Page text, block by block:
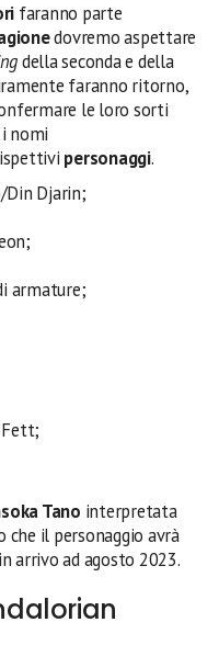
faranno parte
dovremo aspettare
della seconda e della
faranno ritorno,
le loro sorti
nomi
personaggi.
Din Djarin;
armature;
Fett;
Tano interpretata
che il personaggio avrà
arrivo ad agosto 2023.